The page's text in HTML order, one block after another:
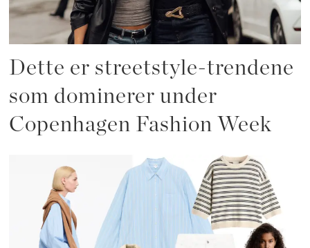
Dette er streetstyle-trendene
som dominerer under
Copenhagen Fashion Week